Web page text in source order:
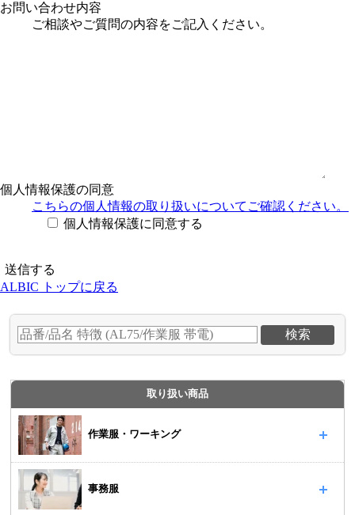
お問い合わせ内容
ご相談やご質問の内容をご記入ください。
個人情報保護の同意
こちらの個人情報の取り扱いについてご確認ください。
個人情報保護に同意する
ALBIC トップに戻る
取り扱い商品
作業服・ワーキング
事務服